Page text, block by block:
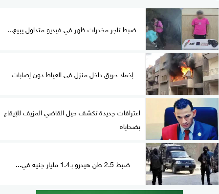
ضبط تاجر مخدرات ظهر في فيديو متداول يبيع...
إخماد حريق داخل منزل فى العياط دون إصابات
اعترافات جديدة تكشف حيل القاضي المزيف للإيقاع
بضحاياه
ضبط 2.5 طن هيدرو بـ1.4 مليار جنيه في...